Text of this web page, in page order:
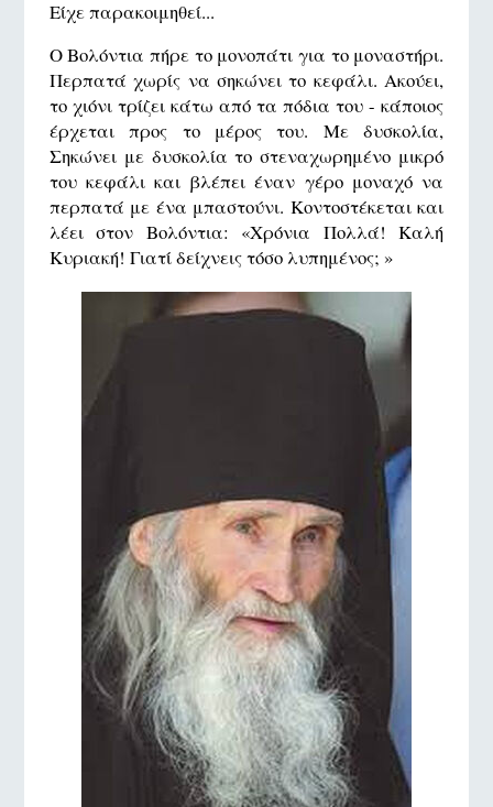
Είχε παρακοιμηθεί...
Ο Βολόντια πήρε το μονοπάτι για το μοναστήρι.
Περπατά χωρίς να σηκώνει το κεφάλι. Ακούει,
το χιόνι τρίζει κάτω από τα πόδια του - κάποιος
έρχεται προς το μέρος του. Με δυσκολία,
Σηκώνει με δυσκολία το στεναχωρημένο μικρό
του κεφάλι και βλέπει έναν γέρο μοναχό να
περπατά με ένα μπαστούνι. Κοντοστέκεται και
λέει στον Βολόντια: «Χρόνια Πολλά! Καλή
Κυριακή! Γιατί δείχνεις τόσο λυπημένος; »